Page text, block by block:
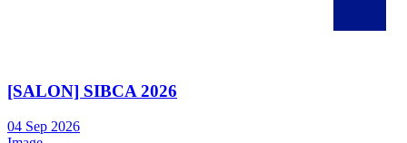
[SALON] SIBCA 2026
04 Sep 2026